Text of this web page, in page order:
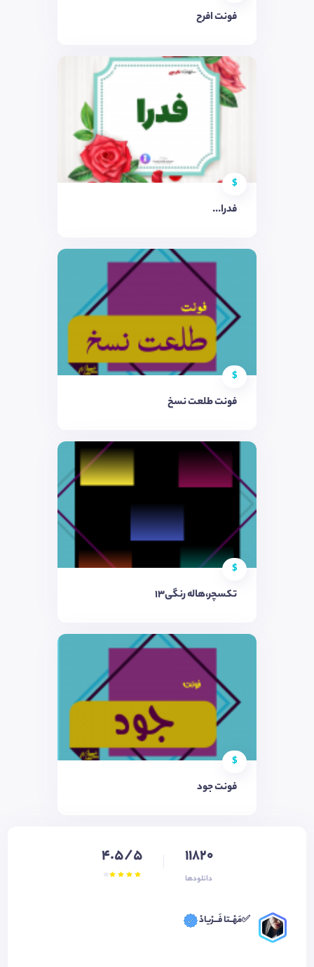
فونت افرح
$
فدرا...
$
فونت طلعت نسخ
$
تکسچر،هاله رنگی۱۳
$
فونت جود
11820
دانلودها
4.5/5
✅مَهْــتا فَـــرْیادْ